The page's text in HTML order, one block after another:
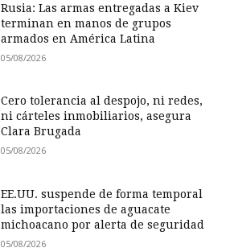
Rusia: Las armas entregadas a Kiev
terminan en manos de grupos
armados en América Latina
05/08/2026
Cero tolerancia al despojo, ni redes,
ni cárteles inmobiliarios, asegura
Clara Brugada
05/08/2026
EE.UU. suspende de forma temporal
las importaciones de aguacate
michoacano por alerta de seguridad
05/08/2026